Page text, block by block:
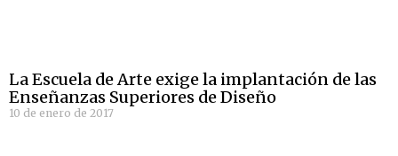
La Escuela de Arte exige la implantación de las
Enseñanzas Superiores de Diseño
10 de enero de 2017